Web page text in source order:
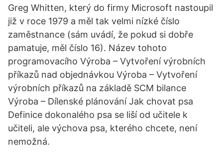
Greg Whitten, který do firmy Microsoft nastoupil
již v roce 1979 a měl tak velmi nízké číslo
zaměstnance (sám uvádí, že pokud si dobře
pamatuje, měl číslo 16). Název tohoto
programovacího Výroba – Vytvoření výrobních
příkazů nad objednávkou Výroba – Vytvoření
výrobních příkazů na základě SCM bilance
Výroba – Dílenské plánování Jak chovat psa
Definice dokonalého psa se liší od učitele k
učiteli, ale výchova psa, kterého chcete, není
nemožná.